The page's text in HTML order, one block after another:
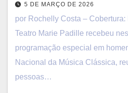
5 DE MARÇO DE 2026
por Rochelly Costa – Cobertura:
Teatro Marie Padille recebeu
programação especial em
Nacional da Música Clássica,
pessoas…